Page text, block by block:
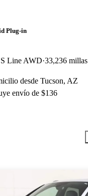
Plug-in
S Line AWD 33,236 millas
desde Tucson, AZ
envío de $136